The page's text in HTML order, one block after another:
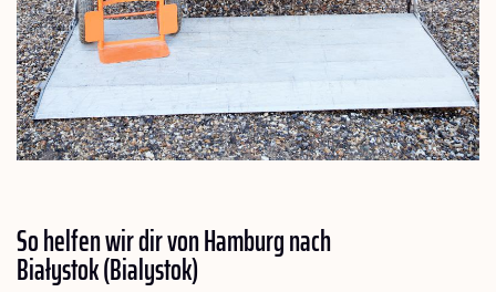
So helfen wir dir von Hamburg nach
Białystok (Bialystok)